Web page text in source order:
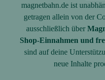
magnetbahn.de ist
getragen allein von der
ausschließlich über
Shop-Einnahmen und
sind auf deine
neue Inhalte